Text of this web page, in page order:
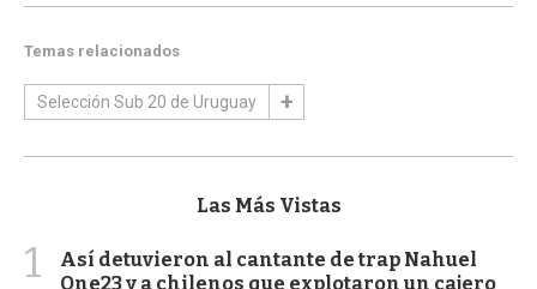
Temas relacionados
Selección Sub 20 de Uruguay
Las Más Vistas
1
Así detuvieron al cantante de trap Nahuel
One23 y a chilenos que explotaron un cajero